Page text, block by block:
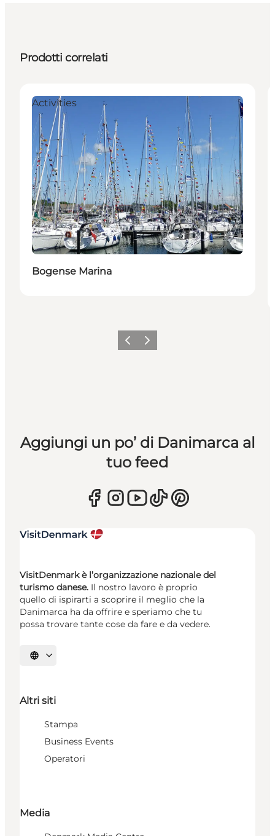
Prodotti correlati
Activities
Bogense Marina
Precedente
Avanti
Aggiungi un po’ di Danimarca al
tuo feed
VisitDenmark è l’organizzazione nazionale del
turismo danese. Il nostro lavoro è proprio
quello di ispirarti a scoprire il meglio che la
Danimarca ha da offrire e speriamo che tu
possa trovare tante cose da fare e da vedere.
Seleziona la lingua
Altri siti
Stampa
Business Events
Operatori
Media